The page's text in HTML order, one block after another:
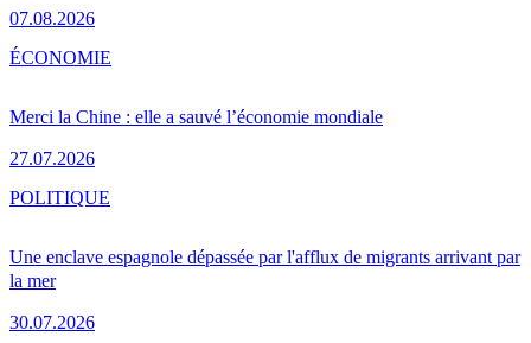
07.08.2026
Merci la Chine : elle a sauvé l’économie mondiale
27.07.2026
ÉCONOMIE
Une enclave espagnole dépassée par l'afflux de migrants arrivant par
la mer
30.07.2026
POLITIQUE